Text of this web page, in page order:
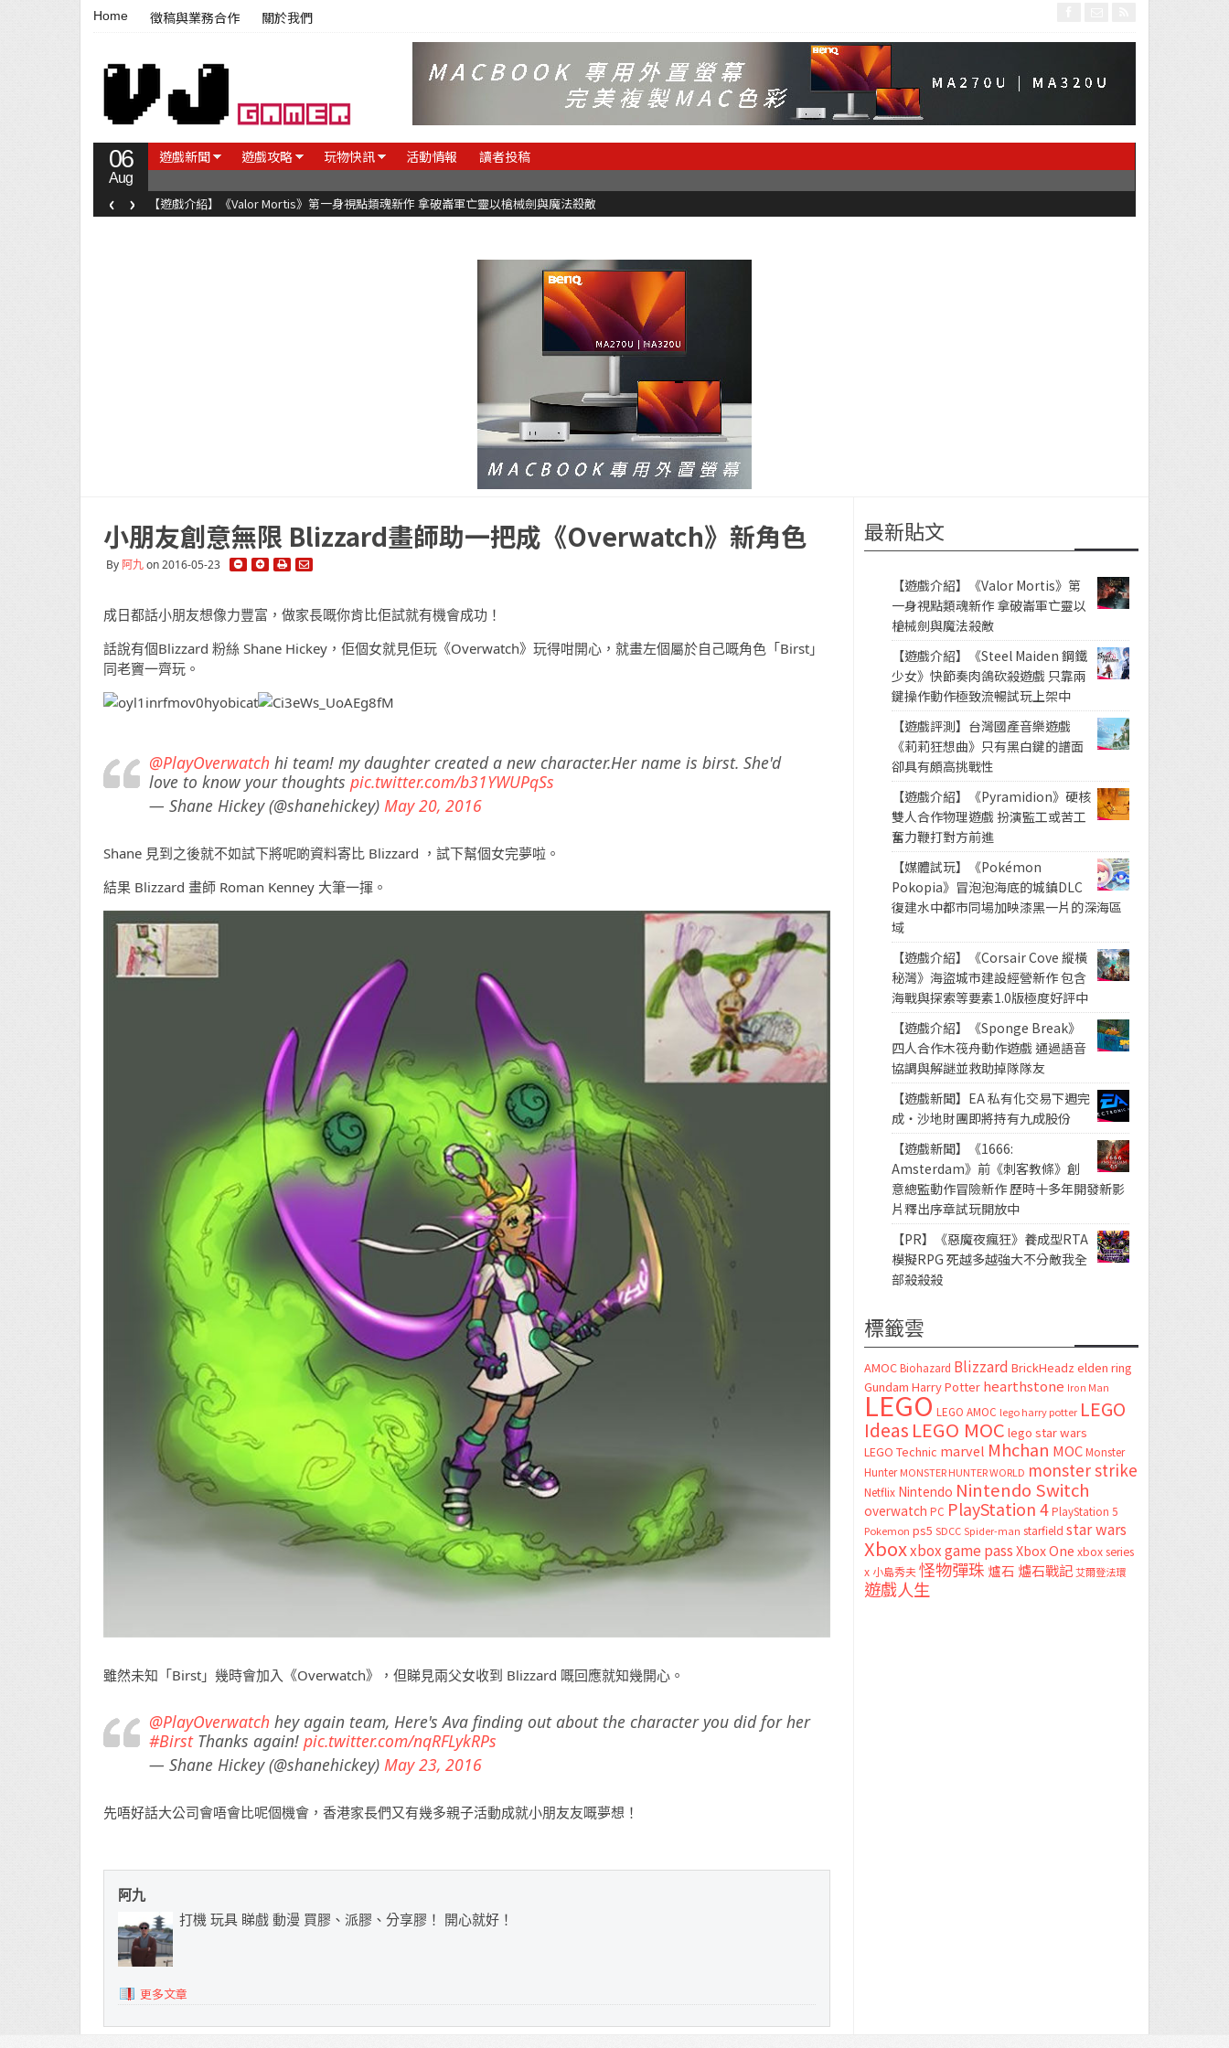
Home 徵稿與業務合作 關於我們
06
Aug
遊戲新聞 遊戲攻略 玩物快訊 活動情報 讀者投稿
【遊戲介紹】《Valor Mortis》第一身視點類魂新作 拿破崙軍亡靈以槍械劍與魔法殺敵
‹ ›
小朋友創意無限 Blizzard畫師助一把成《Overwatch》新角色
By 阿九on 2016-05-23
成日都話小朋友想像力豐富，做家長嘅你肯比佢試就有機會成功！
話說有個Blizzard 粉絲 Shane Hickey，佢個女就見佢玩《Overwatch》玩得咁開心，就畫左個屬於自己嘅角色「Birst」
同老竇一齊玩。
@PlayOverwatch hi team! my daughter created a new character.Her name is birst. She'd
love to know your thoughts pic.twitter.com/b31YWUPqSs
— Shane Hickey (@shanehickey) May 20, 2016
Shane 見到之後就不如試下將呢啲資料寄比 Blizzard ，試下幫個女完夢啦。
結果 Blizzard 畫師 Roman Kenney 大筆一揮。
雖然未知「Birst」幾時會加入《Overwatch》，但睇見兩父女收到 Blizzard 嘅回應就知幾開心。
@PlayOverwatch hey again team, Here's Ava finding out about the character you did for her
#BirstThanks again! pic.twitter.com/nqRFLykRPs
— Shane Hickey (@shanehickey) May 23, 2016
先唔好話大公司會唔會比呢個機會，香港家長們又有幾多親子活動成就小朋友友嘅夢想！
阿九
打機 玩具 睇戲 動漫 買膠、派膠、分享膠！ 開心就好！
更多文章
最新貼文
【遊戲介紹】《Valor Mortis》第
一身視點類魂新作 拿破崙軍亡靈以
槍械劍與魔法殺敵
【遊戲介紹】《Steel Maiden 鋼鐵
少女》快節奏肉鴿砍殺遊戲 只靠兩
鍵操作動作極致流暢試玩上架中
【遊戲評測】台灣國產音樂遊戲
《莉莉狂想曲》只有黑白鍵的譜面
卻具有頗高挑戰性
【遊戲介紹】《Pyramidion》硬核
雙人合作物理遊戲 扮演監工或苦工
奮力鞭打對方前進
【媒體試玩】《Pokémon
Pokopia》冒泡泡海底的城鎮DLC
復建水中都市同場加映漆黑一片的深海區
域
【遊戲介紹】《Corsair Cove 縱橫
秘灣》海盜城市建設經營新作 包含
海戰與探索等要素1.0版極度好評中
【遊戲介紹】《Sponge Break》
四人合作木筏舟動作遊戲 通過語音
協調與解謎並救助掉隊隊友
【遊戲新聞】EA 私有化交易下週完
成・沙地財團即將持有九成股份
【遊戲新聞】《1666:
Amsterdam》前《刺客教條》創
意總監動作冒險新作 歷時十多年開發新影
片釋出序章試玩開放中
【PR】《惡魔夜瘋狂》養成型RTA
模擬RPG 死越多越強大不分敵我全
部殺殺殺
標籤雲
AMOC Biohazard Blizzard BrickHeadz elden ring
Gundam Harry Potter hearthstone Iron Man
LEGO LEGO AMOC lego harry potter LEGO
Ideas LEGO MOC lego star wars
LEGO Technic marvel Mhchan MOC Monster
Hunter MONSTER HUNTER WORLD monster strike
Netflix Nintendo Nintendo Switch
overwatch PC PlayStation 4 PlayStation 5
Pokemon ps5 SDCC Spider-man starfield star wars
Xboxxbox game passXbox One xbox series
x 小島秀夫怪物彈珠 爐石 爐石戰記艾爾登法環
遊戲人生